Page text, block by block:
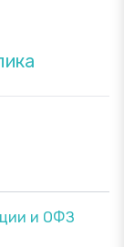
и ОФЗ